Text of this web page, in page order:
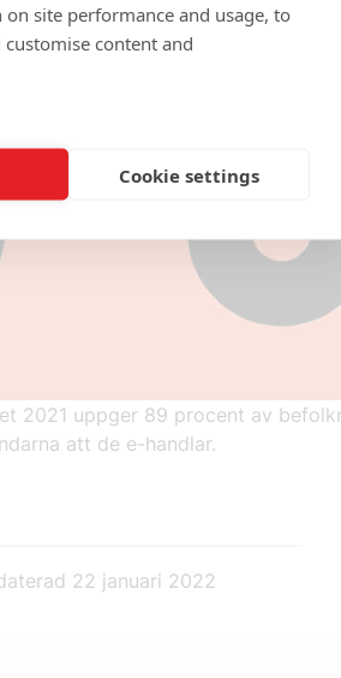
2021 uppger 89 procent av
att de e-handlar.
22 januari 2022
site performance and usage, to
content and
Cookie settings